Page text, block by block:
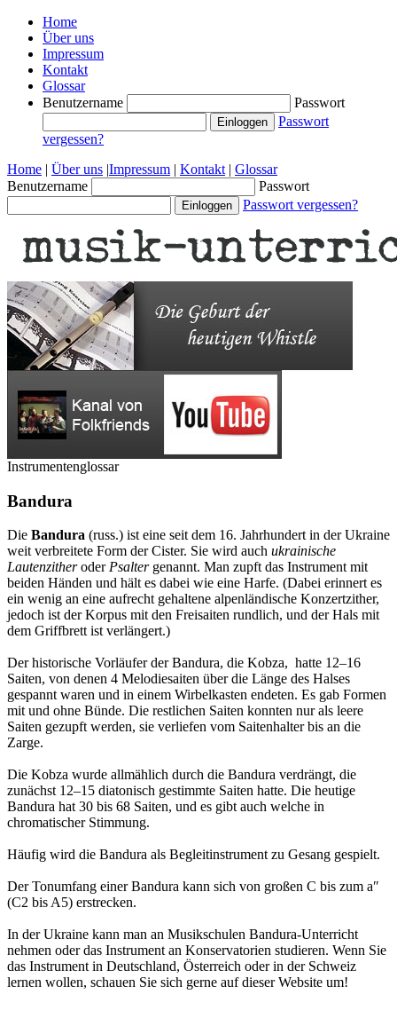
Home
Über uns
Impressum
Kontakt
Glossar
Benutzername
Passwort
Passwort
vergessen?
Home | Über uns |Impressum | Kontakt | Glossar
Benutzername
Passwort
Passwort vergessen?
Instrumentenglossar
Bandura
Die Bandura (russ.) ist eine seit dem 16. Jahrhundert in der Ukraine
weit verbreitete Form der Cister. Sie wird auch ukrainische
LautenzitheroderPsaltergenannt. Man zupft das Instrument mit
beiden Händen und hält es dabei wie eine Harfe. (Dabei erinnert es
ein wenig an eine aufrecht gehaltene alpenländische Konzertzither,
jedoch ist der Korpus mit den Freisaiten rundlich, und der Hals mit
dem Griffbrett ist verlängert.)
Der historische Vorläufer der Bandura, die Kobza, hatte 12–16
Saiten, von denen 4 Melodiesaiten über die Länge des Halses
gespannt waren und in einem Wirbelkasten endeten. Es gab Formen
mit und ohne Bünde. Die restlichen Saiten konnten nur als leere
Saiten gezupft werden, sie verliefen vom Saitenhalter bis an die
Zarge.
Die Kobza wurde allmählich durch die Bandura verdrängt, die
zunächst 12–15 diatonisch gestimmte Saiten hatte. Die heutige
Bandura hat 30 bis 68 Saiten, und es gibt auch welche in
chromatischer Stimmung.
Häufig wird die Bandura als Begleitinstrument zu Gesang gespielt.
Der Tonumfang einer Bandura kann sich von großen C bis zum a″
(C2 bis A5) erstrecken.
In der Ukraine kann man an Musikschulen Bandura-Unterricht
nehmen oder das Instrument an Konservatorien studieren. Wenn Sie
das Instrument in Deutschland, Österreich oder in der Schweiz
lernen wollen, schauen Sie sich gerne auf dieser Website um!